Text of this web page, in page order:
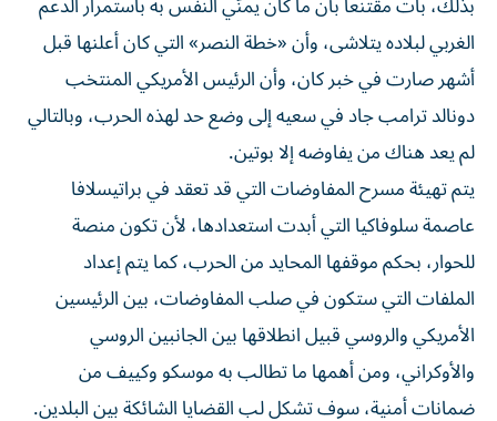
الغربي لبلاده يتلاشى، وأن «خطة النصر» التي كان أعلنها قبل
أشهر صارت في خبر كان، وأن الرئيس الأمريكي المنتخب
دونالد ترامب جاد في سعيه إلى وضع حد لهذه الحرب، وبالتالي
لم يعد هناك من يفاوضه إلا بوتين.
يتم تهيئة مسرح المفاوضات التي قد تعقد في براتيسلافا
عاصمة سلوفاكيا التي أبدت استعدادها، لأن تكون منصة
للحوار، بحكم موقفها المحايد من الحرب، كما يتم إعداد
الملفات التي ستكون في صلب المفاوضات، بين الرئيسين
الأمريكي والروسي قبيل انطلاقها بين الجانبين الروسي
والأوكراني، ومن أهمها ما تطالب به موسكو وكييف من
ضمانات أمنية، سوف تشكل لب القضايا الشائكة بين البلدين.